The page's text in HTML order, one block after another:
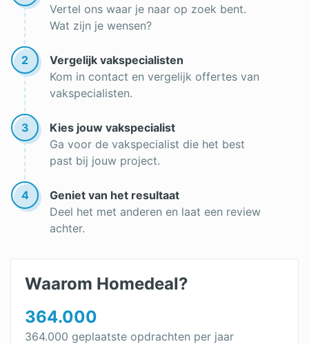
Vertel ons waar je naar op zoek bent.
Wat zijn je wensen?
2
Vergelijk vakspecialisten
Kom in contact en vergelijk offertes van
vakspecialisten.
3
Kies jouw vakspecialist
Ga voor de vakspecialist die het best
past bij jouw project.
4
Geniet van het resultaat
Deel het met anderen en laat een review
achter.
Waarom Homedeal?
364.000
364.000 geplaatste opdrachten per jaar